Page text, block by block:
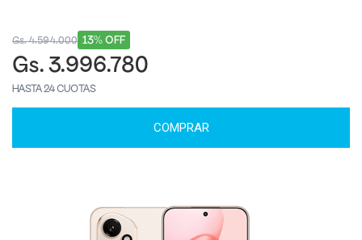
13% OFF
Gs. 4.594.000
Gs. 3.996.780
HASTA 24 CUOTAS
COMPRAR